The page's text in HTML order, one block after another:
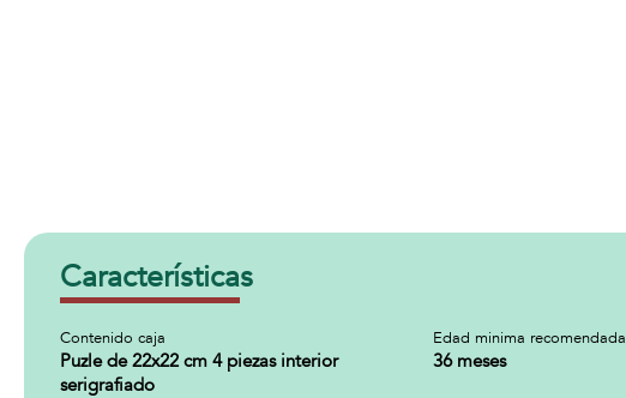
Características
Contenido caja
Puzle de 22x22 cm 4 piezas interior
serigrafiado
Edad minima recomendada
36 meses